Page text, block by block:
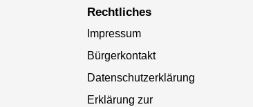
Rechtliches
Impressum
Bürgerkontakt
Datenschutzerklärung
Erklärung zur